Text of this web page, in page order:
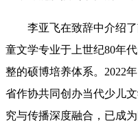
李亚飞在致辞中介绍了
童文学专业于上世纪80年
整的硕博培养体系。2022
省作协共同创办当代少儿
究与传播深度融合，已成